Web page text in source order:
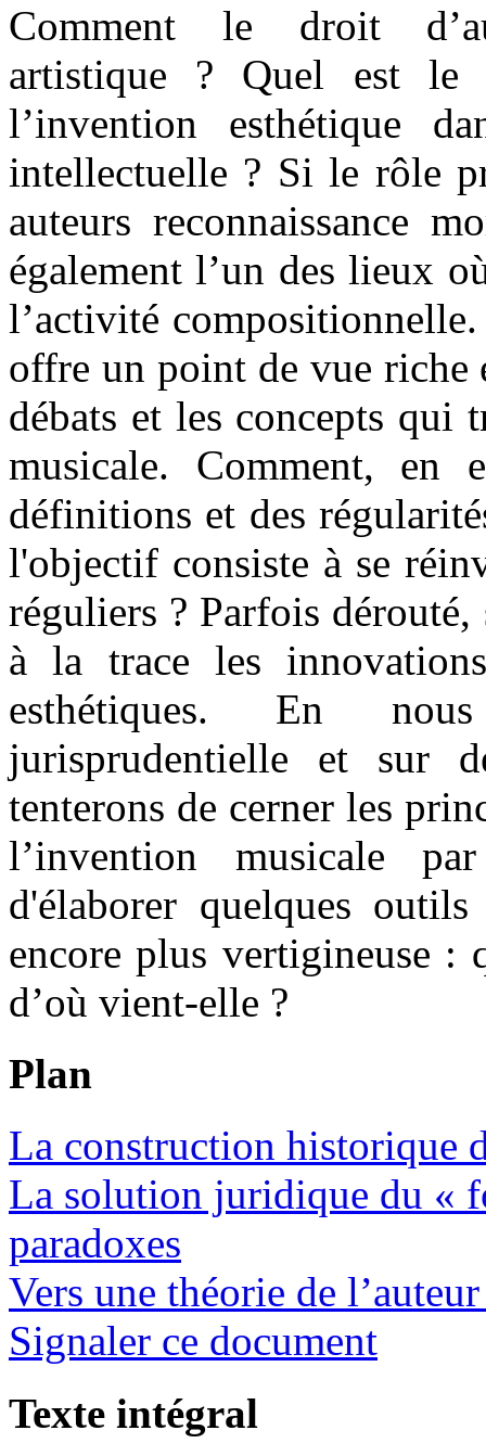
Comment le droit
artistique ? Quel est le
l’invention esthétique
intellectuelle ? Si le rôle
auteurs reconnaissance
également l’un des lieux
l’activité
offre un point de vue riche
débats et les concepts qui
musicale. Comment, en
définitions et des
l'objectif consiste à se
réguliers ? Parfois
à la trace les
esthétiques. En
jurisprudentielle et sur
tenterons de cerner les
l’invention musicale
d'élaborer quelques
encore plus vertigineuse :
d’où vient-elle ?
Plan
La construction historique
La solution juridique du «
paradoxes
Vers une théorie de
Signaler ce document
Texte intégral